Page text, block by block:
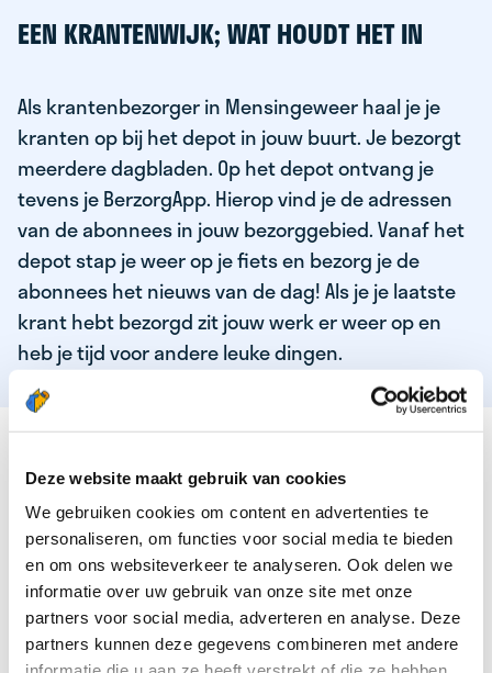
Deze website maakt gebruik van cookies
We gebruiken cookies om content en advertenties te
personaliseren, om functies voor social media te bieden
en om ons websiteverkeer te analyseren. Ook delen we
informatie over uw gebruik van onze site met onze
partners voor social media, adverteren en analyse. Deze
partners kunnen deze gegevens combineren met andere
EEN KRANTENWIJK; WAT HOUDT HET IN
Als krantenbezorger in Mensingeweer haal je je
kranten op bij het depot in jouw buurt. Je bezorgt
meerdere dagbladen. Op het depot ontvang je
tevens je BerzorgApp. Hierop vind je de adressen
van de abonnees in jouw bezorggebied. Vanaf het
depot stap je weer op je fiets en bezorg je de
abonnees het nieuws van de dag! Als je je laatste
krant hebt bezorgd zit jouw werk er weer op en
heb je tijd voor andere leuke dingen.
DEZE KWALITEITEN HEEFT ONZE TOP
KRANTENBEZORGER
Je bent verantwoordelijk en zelfstandig
Je houdt van lekker bewegen in de frisse lucht
Je houdt vooral van fijn werk dat lekker bijverdient!
Je wordt blij van het bezorgen van het laatste nieuws